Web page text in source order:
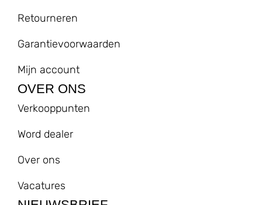
Retourneren
Garantievoorwaarden
Mijn account
OVER ONS
Verkooppunten
Word dealer
Over ons
Vacatures